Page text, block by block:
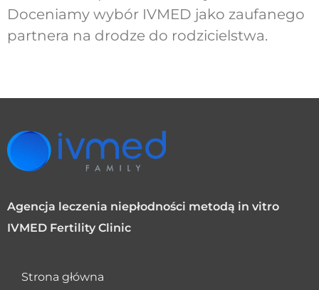
Doceniamy wybór IVMED jako zaufanego
partnera na drodze do rodzicielstwa.
Agencja leczenia niepłodności metodą in vitro
IVMED Fertility Clinic
Strona główna